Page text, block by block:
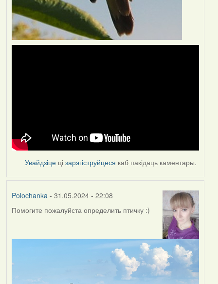
Увайдзіце цізарэгіструйцеся каб пакідаць каментары.
Polochanka- 31.05.2024 - 22:08
Помогите пожалуйста определить птичку :)